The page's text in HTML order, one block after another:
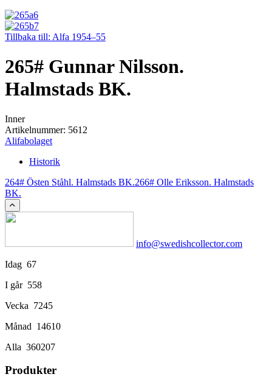
Tillbaka till: Alfa 1954–55
265# Gunnar Nilsson.
Halmstads BK.
Inner
Artikelnummer: 5612
Alifabolaget
Historik
264# Östen Ståhl. Halmstads BK.266# Olle Eriksson. Halmstads
BK.
info@swedishcollector.com
Idag 67
I går 558
Vecka 7245
Månad 14610
Alla 360207
Produkter